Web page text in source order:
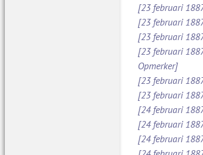
[23 februari
[23 februari
[23 februari
[23 februari
Opmerker]
[23 februari
[23 februari
[24 februari
[24 februari
[24 februari